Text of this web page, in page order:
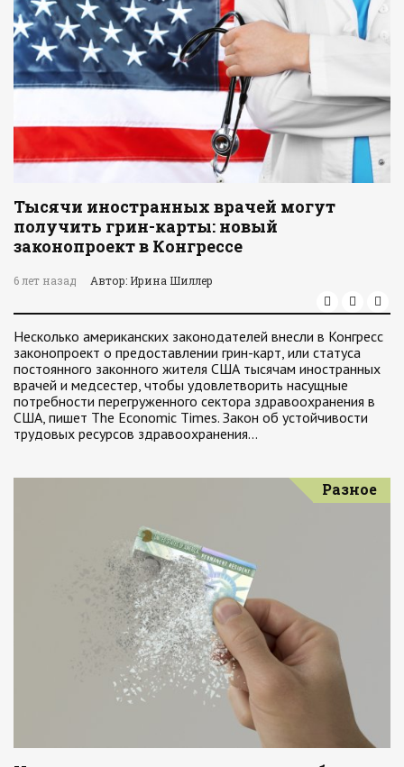
Тысячи иностранных врачей могут
получить грин-карты: новый
законопроект в Конгрессе
6 лет назад Автор: Ирина Шиллер
Несколько американских законодателей внесли в Конгресс
законопроект о предоставлении грин-карт, или статуса
постоянного законного жителя США тысячам иностранных
врачей и медсестер, чтобы удовлетворить насущные
потребности перегруженного сектора здравоохранения в
США, пишет The Economic Times. Закон об устойчивости
трудовых ресурсов здравоохранения…
Разное